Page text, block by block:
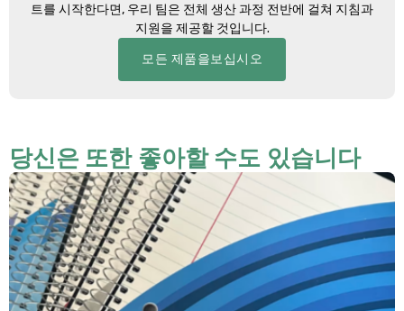
트를 시작한다면, 우리 팀은 전체 생산 과정 전반에 걸쳐 지침과
지원을 제공할 것입니다.
모든 제품을보십시오
당신은 또한 좋아할 수도 있습니다